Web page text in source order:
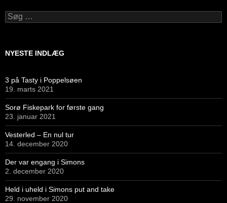
Søg
efter:
NYESTE INDLÆG
3 på Tasty i Poppelsøen
19. marts 2021
Sorø Fiskepark for første gang
23. januar 2021
Vesterled – En nul tur
14. december 2020
Der var engang i Simons
2. december 2020
Held i uheld i Simons put and take
29. november 2020